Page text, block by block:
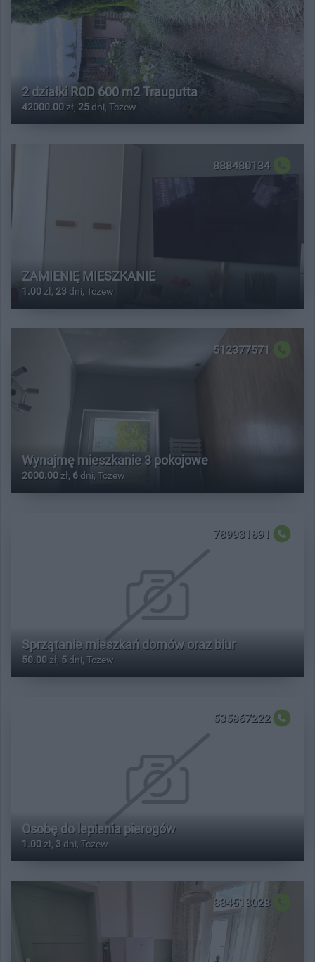
2 działki ROD 600 m2 Traugutta
42000.00 zł, 25 dni, Tczew
888480134
ZAMIENIĘ MIESZKANIE
1.00 zł, 23 dni, Tczew
512377571
Wynajmę mieszkanie 3 pokojowe
2000.00 zł, 6 dni, Tczew
789931891
Sprzątanie mieszkań domów oraz biur
50.00 zł, 5 dni, Tczew
535867222
Osobę do lepienia pierogów
1.00 zł, 3 dni, Tczew
884518028